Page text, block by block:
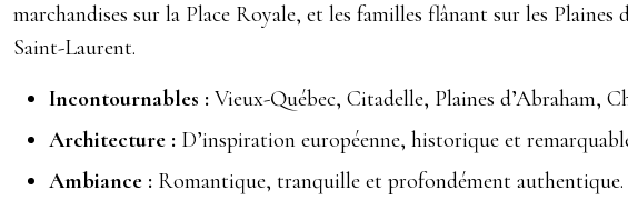
marchandises sur la Place Royale, et les familles flânant sur les
Saint-Laurent.
Incontournables : Vieux-Québec, Citadelle, Plaines d’Abraham,
Architecture : D’inspiration européenne, historique et
Ambiance : Romantique, tranquille et profondément authentique.